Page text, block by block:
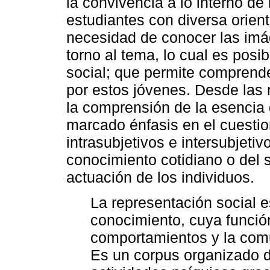
estudiantes con diversa
necesidad de conocer las
torno al tema, lo cual es
social; que permite
por estos jóvenes. Desde
la comprensión de la
marcado énfasis en el
intrasubjetivos e
conocimiento cotidiano o del
actuación de los individuos.
La representación social
conocimiento, cuya
comportamientos y la
Es un corpus organizado